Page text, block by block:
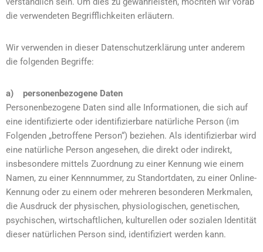
die verwendeten Begrifflichkeiten erläutern.
Wir verwenden in dieser Datenschutzerklärung unter anderem
die folgenden Begriffe:
a) personenbezogene Daten
Personenbezogene Daten sind alle Informationen, die sich auf
eine identifizierte oder identifizierbare natürliche Person (im
Folgenden „betroffene Person“) beziehen. Als identifizierbar wird
eine natürliche Person angesehen, die direkt oder indirekt,
insbesondere mittels Zuordnung zu einer Kennung wie einem
Namen, zu einer Kennnummer, zu Standortdaten, zu einer Online-
Kennung oder zu einem oder mehreren besonderen Merkmalen,
die Ausdruck der physischen, physiologischen, genetischen,
psychischen, wirtschaftlichen, kulturellen oder sozialen Identität
dieser natürlichen Person sind, identifiziert werden kann.